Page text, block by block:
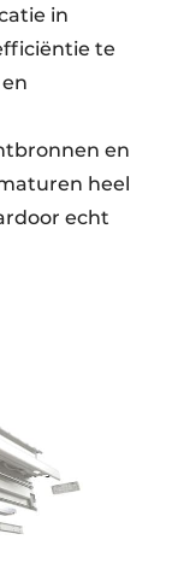
in
te
en
heel
echt